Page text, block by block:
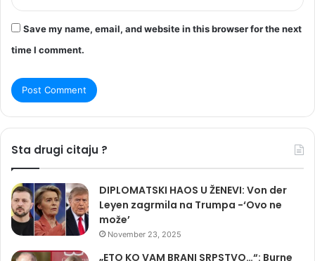
Save my name, email, and website in this browser for the next
time I comment.
Sta drugi citaju ?
DIPLOMATSKI HAOS U ŽENEVI: Von der
Leyen zagrmila na Trumpa -‘Ovo ne
može’
November 23, 2025
„ETO KO VAM BRANI SRPSTVO…“: Burne